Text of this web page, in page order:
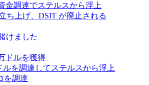
金調達でステルスから浮上
ち上げ、DSIT が廃止される
けました
ドルを獲得
ルを調達してステルスから浮上
を調達